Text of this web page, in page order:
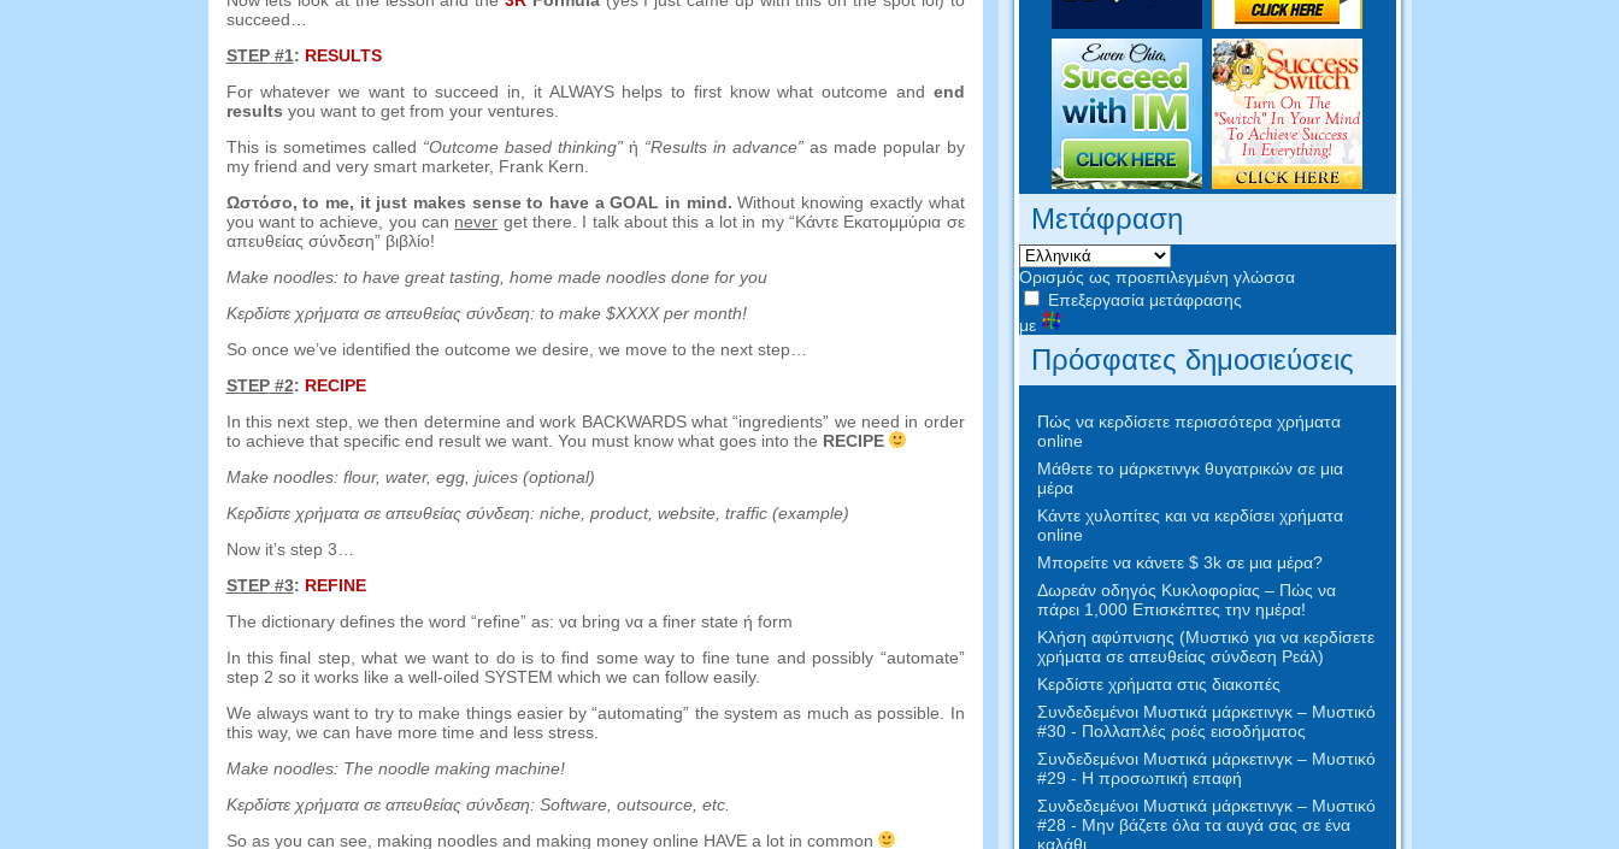
succeed
STEP#1: RESULTS
For whatever we want to succeed in
it ALWAYS helps to first know what outcome and end
results you want to get from your ventures.
This is sometimes called “Outcome based thinking”ή “Results in advance” as made popular by
my friend and very smart marketer, Frank Kern
Ωστόσο,to me, it just makes sense to have a GOAL in mind. Without knowing exactly what
you want to achieve
you can never get there I talk about this a lot in my“Κάντε Εκατομμύρια σε
απευθείας σύνδεση” βιβλίο!
Make noodles: to have great tasting, home made noodles done for you
Κερδίστε χρήματα σε απευθείας σύνδεση: to make $XXXX per month!
So once we’ve identified the outcome we desire we move to the next step…
STEP#2: RECIPE
In this next step, we then determine and work BACKWARDS what“ingredients” we need in order
to achieve that specific end result we want. You must know what goes into the RECIPE
Make noodles: flour, water, egg, juices(optional)
Κερδίστε χρήματα σε απευθείας σύνδεση: niche, product, website, traffic(example)
Now it’s step 3
STEP#3: REFINE
The dictionary defines the word “refine” as: να bring να a finer state ή form
In this final step,what we want to do is to find some way to fine tune and possibly “automate”
step2 so it works like a well-oiled SYSTEM which we can follow easily.
We always want to try to make things easier by “automating” the system as much as possible
In
this way, we can have more time and less stress.
Make noodles: The noodle making machine!
Κερδίστε χρήματα σε απευθείας σύνδεση: Software, outsource, etc.
So as you can see
making noodles and making money online HAVE a lot in common
Μετάφραση
Ορισμός ως προεπιλεγμένη γλώσσα
Επεξεργασία μετάφρασης
με
Πρόσφατες δημοσιεύσεις
Πώς να κερδίσετε περισσότερα χρήματα
online
Μάθετε το μάρκετινγκ θυγατρικών σε μια
μέρα
Κάντε χυλοπίτες και να κερδίσει χρήματα
online
Μπορείτε να κάνετε $ 3k σε μια μέρα?
Δωρεάν οδηγός Κυκλοφορίας – Πώς να
πάρει 1,000 Επισκέπτες την ημέρα!
Κλήση αφύπνισης (Μυστικό για να κερδίσετε
χρήματα σε απευθείας σύνδεση Ρεάλ)
Κερδίστε χρήματα στις διακοπές
Συνδεδεμένοι Μυστικά μάρκετινγκ – Μυστικό
#30 - Πολλαπλές ροές εισοδήματος
Συνδεδεμένοι Μυστικά μάρκετινγκ – Μυστικό
#29 - Η προσωπική επαφή
Συνδεδεμένοι Μυστικά μάρκετινγκ – Μυστικό
#28 - Μην βάζετε όλα τα αυγά σας σε ένα
καλάθι